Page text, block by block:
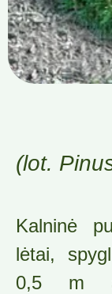
(lot.
Kalninė
lėtai,
0,5 m